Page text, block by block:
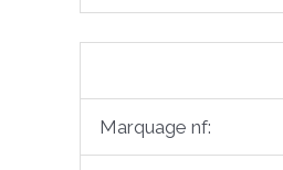
Marquage nf: